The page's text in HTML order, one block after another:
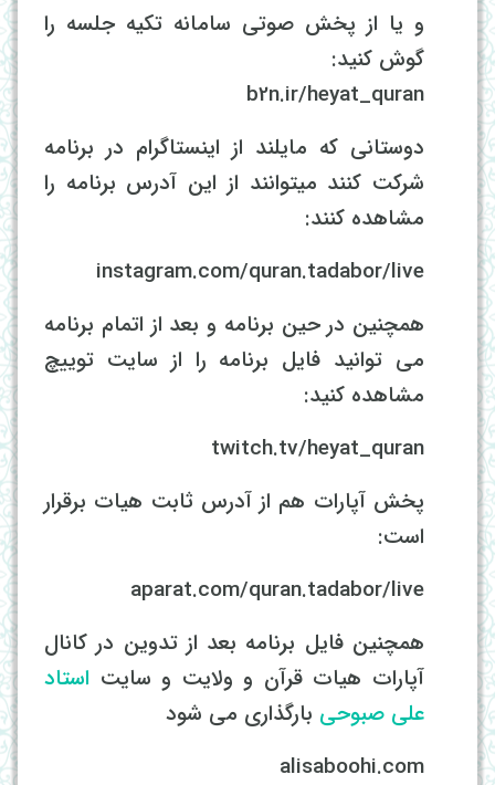
و یا از پخش صوتی سامانه تکیه جلسه را
گوش کنید:
b2n.ir/heyat_quran
دوستانی که مایلند از اینستاگرام در برنامه
شرکت کنند میتوانند از این آدرس برنامه را
مشاهده کنند:
instagram.com/quran.tadabor/live
همچنین در حین برنامه و بعد از اتمام برنامه
می توانید فایل برنامه را از سایت توییچ
مشاهده کنید:
twitch.tv/heyat_quran
پخش آپارات هم از آدرس ثابت هیات برقرار
است:
aparat.com/quran.tadabor/live
همچنین فایل برنامه بعد از تدوین در کانال
آپارات هیات قرآن و ولایت و سایت استاد
علی صبوحی بارگذاری می شود
alisaboohi.com